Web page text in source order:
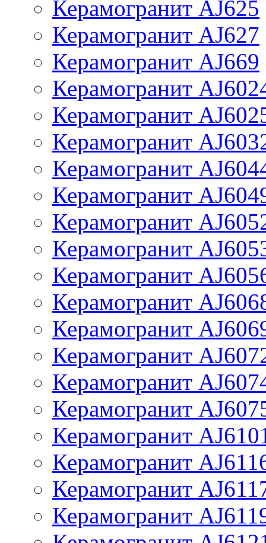
Керамогранит AJ625
Керамогранит AJ627
Керамогранит AJ669
Керамогранит
Керамогранит
Керамогранит
Керамогранит
Керамогранит
Керамогранит
Керамогранит
Керамогранит
Керамогранит
Керамогранит
Керамогранит
Керамогранит
Керамогранит
Керамогранит
Керамогранит
Керамогранит
Керамогранит